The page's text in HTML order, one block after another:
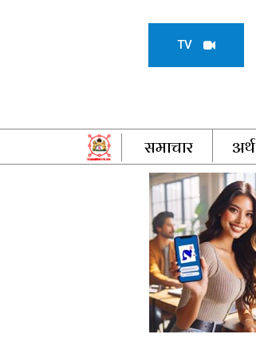
TV
समाचार अर्थ